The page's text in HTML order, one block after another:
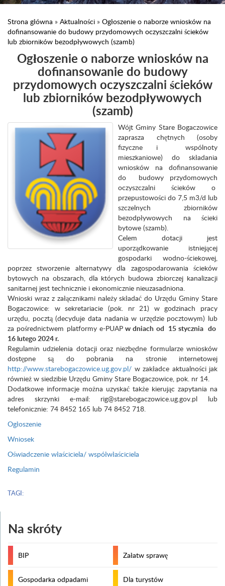
Strona główna » Aktualności » Ogłoszenie o naborze wniosków na
dofinansowanie do budowy przydomowych oczyszczalni ścieków
lub zbiorników bezodpływowych (szamb)
Ogłoszenie o naborze wniosków na
dofinansowanie do budowy
przydomowych oczyszczalni ścieków
lub zbiorników bezodpływowych
(szamb)
Wójt Gminy Stare Bogaczowice
zaprasza chętnych (osoby
fizyczne i wspólnoty
mieszkaniowe) do składania
wniosków na dofinansowanie
do budowy przydomowych
oczyszczalni ścieków o
przepustowości do 7,5 m3/d lub
szczelnych zbiorników
bezodpływowych na ścieki
bytowe (szamb).
Celem dotacji jest
uporządkowanie istniejącej
gospodarki wodno-ściekowej,
poprzez stworzenie alternatywy dla zagospodarowania ścieków
bytowych na obszarach, dla których budowa zbiorczej kanalizacji
sanitarnej jest technicznie i ekonomicznie nieuzasadniona.
Wnioski wraz z załącznikami należy składać do Urzędu Gminy Stare
Bogaczowice: w sekretariacie (pok. nr 21) w godzinach pracy
urzędu, pocztą (decyduje data nadania w urzędzie pocztowym) lub
za pośrednictwem platformy e-PUAPw dniach od 15 stycznia do
16 lutego 2024 r.
Regulamin udzielenia dotacji oraz niezbędne formularze wniosków
dostępne są do pobrania na stronie internetowej
http://www.starebogaczowice.ug.gov.pl/ w zakładce aktualności jak
również w siedzibie Urzędu Gminy Stare Bogaczowice, pok. nr 14.
Dodatkowe informacje można uzyskać także kierując zapytania na
adres skrzynki e-mail: rig@starebogaczowice.ug.gov.pl lub
telefonicznie: 74 8452 165 lub 74 8452 718.
Ogłoszenie
Wniosek
Oświadczenie właściciela/ współwłaściciela
Regulamin
TAGI:
Na skróty
BIP Załatw sprawę
Gospodarka odpadami Dla turystów